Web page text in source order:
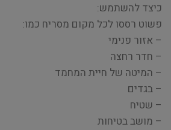
כיצד להשתמש:
פשוט רססו לכל מקום מסריח כמו:
– אזור פנימי
– חדר רחצה
– המיטה של ​​חיית המחמד
– בגדים
– שטיח
– מושב בטיחות